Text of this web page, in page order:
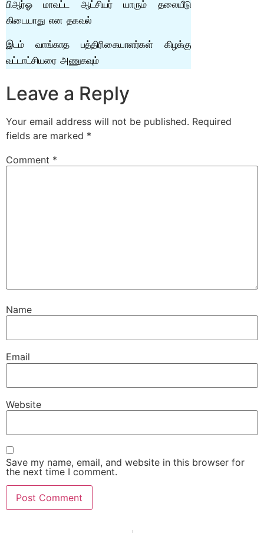
பிஆர்ஓ மாவட்ட ஆட்சியர் யாரும் தலையீடு
கிடையாது என தகவல்
இடம் வாங்காத பத்திரிகையாளர்கள் கிழக்கு
வட்டாட்சியரை அணுகவும்
Leave a Reply
Your email address will not be published. Required
fields are marked *
Comment *
Name
Email
Website
Save my name, email, and website in this browser for
the next time I comment.